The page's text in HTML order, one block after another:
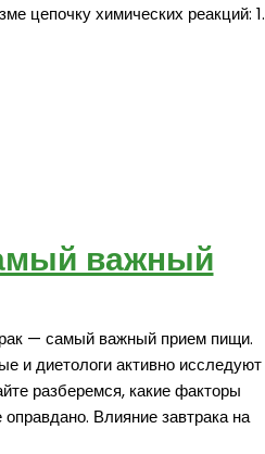
цепочку химических реакций: 1.
важный
— самый важный прием пищи.
и диетологи активно исследуют
разберемся, какие факторы
Влияние завтрака на